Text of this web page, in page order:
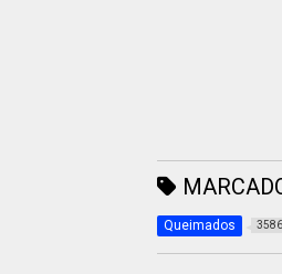
Queimados 3586